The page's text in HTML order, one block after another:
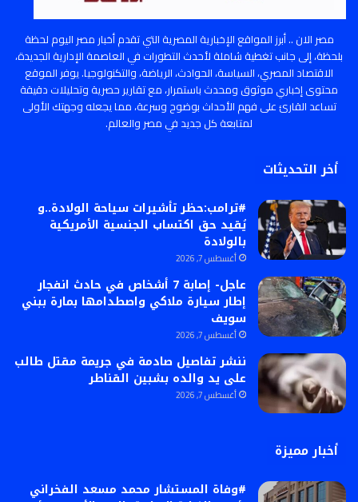
مصر الان .. أبرز المواقع الإخبارية المصرية التي تقدم أخبار مصر اليوم لحظة
بلحظة، إلى جانب تغطية شاملة لأحدث التطورات في العاصمة الإدارية الجديدة،
الاقتصاد المصري، السياسة، الحوادث، الرياضة، والتكنولوجيا. يوفر الموقع
محتوى إخباري موثوق ومحدث باستمرار، مع تقارير حصرية وتحليلات دقيقة
تساعد القارئ على فهم الأحداث بوضوح وسرعة، مما يجعله وجهتك الأولى
لمتابعة كل جديد في مصر والعالم.
أخر التحديثات
#ترامب:حظر تأشيرات سياحة الولادة..و
يُقيد حق اكتساب الجنسية الأمريكية
بالولادة
أغسطس 7, 2026
عاجل- إصابة 7 أشخاص في حادث انفجار
إطار سيارة ملاكي واصطدامها بمارة ببني
سويف
أغسطس 7, 2026
ننشر تفاصيل صادمة في جريمة مقتل طالب
على يد والده بشبين القناطر
أغسطس 7, 2026
أخبار مميزة
#وفاة المستشار محمد مسعد الفخراني